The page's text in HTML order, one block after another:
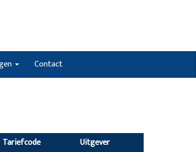
Contact
Tariefcode
Uitgever